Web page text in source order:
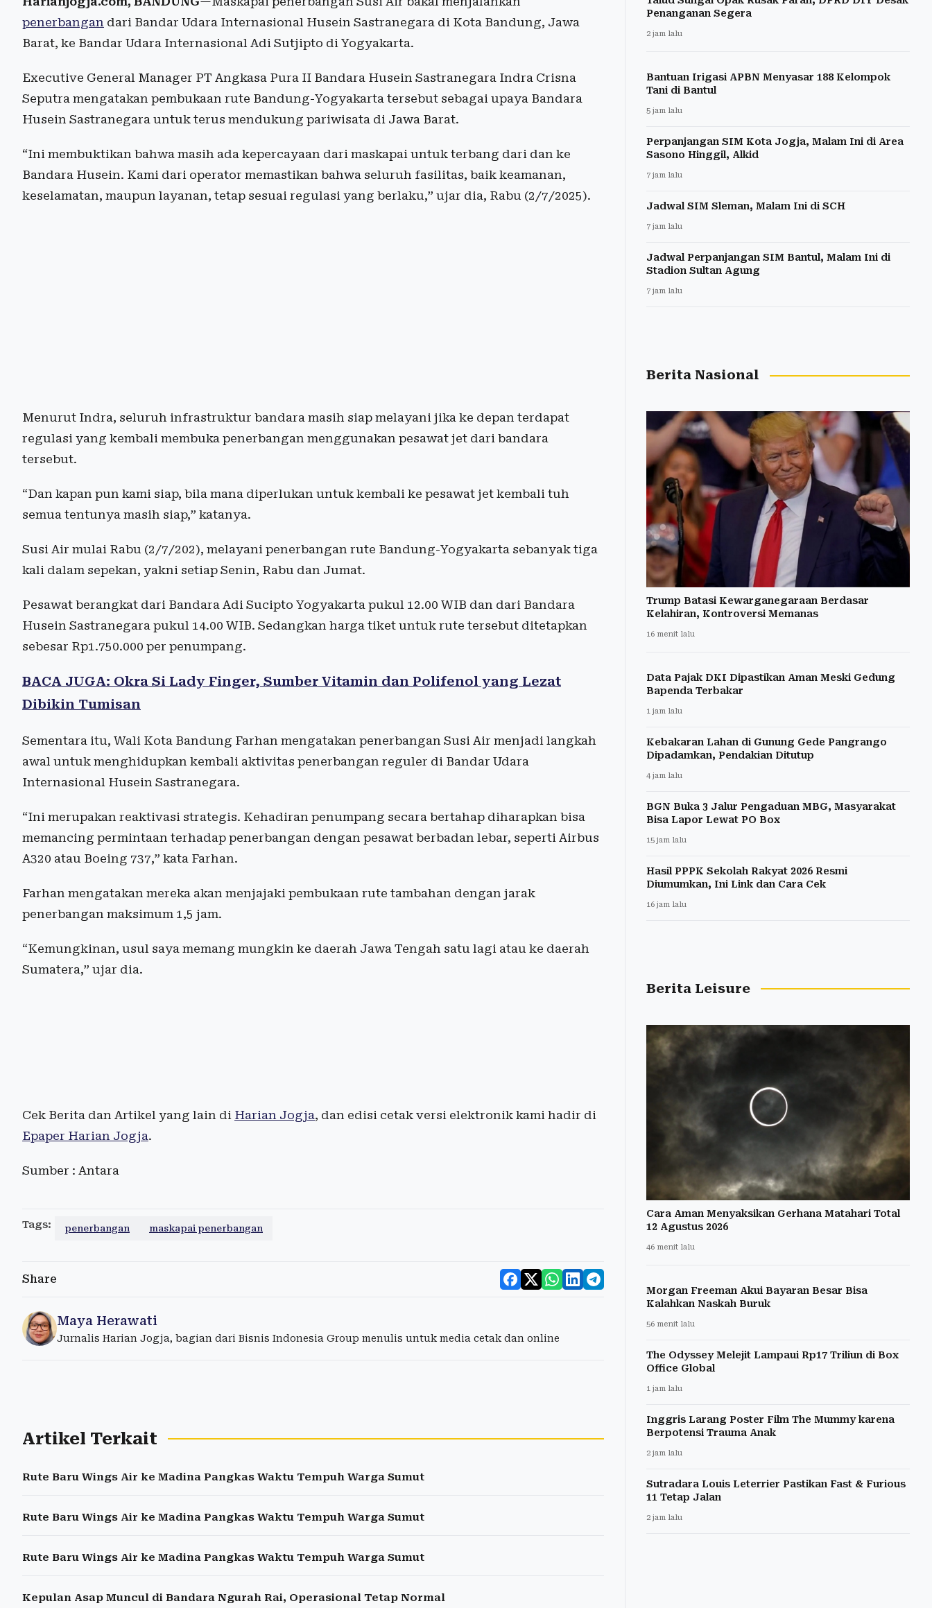
penerbangan dari Bandar Udara Internasional Husein Sastranegara di Kota Bandung, Jawa
Barat, ke Bandar Udara Internasional Adi Sutjipto di Yogyakarta.
Executive General Manager PT Angkasa Pura II Bandara Husein Sastranegara Indra Crisna
Seputra mengatakan pembukaan rute Bandung-Yogyakarta tersebut sebagai upaya Bandara
Husein Sastranegara untuk terus mendukung pariwisata di Jawa Barat.
“Ini membuktikan bahwa masih ada kepercayaan dari maskapai untuk terbang dari dan ke
Bandara Husein. Kami dari operator memastikan bahwa seluruh fasilitas, baik keamanan,
keselamatan, maupun layanan, tetap sesuai regulasi yang berlaku,” ujar dia, Rabu (2/7/2025).
Menurut Indra, seluruh infrastruktur bandara masih siap melayani jika ke depan terdapat
regulasi yang kembali membuka penerbangan menggunakan pesawat jet dari bandara
tersebut.
“Dan kapan pun kami siap, bila mana diperlukan untuk kembali ke pesawat jet kembali tuh
semua tentunya masih siap,” katanya.
Susi Air mulai Rabu (2/7/202), melayani penerbangan rute Bandung-Yogyakarta sebanyak tiga
kali dalam sepekan, yakni setiap Senin, Rabu dan Jumat.
Pesawat berangkat dari Bandara Adi Sucipto Yogyakarta pukul 12.00 WIB dan dari Bandara
Husein Sastranegara pukul 14.00 WIB. Sedangkan harga tiket untuk rute tersebut ditetapkan
sebesar Rp1.750.000 per penumpang.
BACA JUGA: Okra Si Lady Finger, Sumber Vitamin dan Polifenol yang Lezat
Dibikin Tumisan
Sementara itu, Wali Kota Bandung Farhan mengatakan penerbangan Susi Air menjadi langkah
awal untuk menghidupkan kembali aktivitas penerbangan reguler di Bandar Udara
Internasional Husein Sastranegara.
“Ini merupakan reaktivasi strategis. Kehadiran penumpang secara bertahap diharapkan bisa
memancing permintaan terhadap penerbangan dengan pesawat berbadan lebar, seperti Airbus
A320 atau Boeing 737,” kata Farhan.
Farhan mengatakan mereka akan menjajaki pembukaan rute tambahan dengan jarak
penerbangan maksimum 1,5 jam.
“Kemungkinan, usul saya memang mungkin ke daerah Jawa Tengah satu lagi atau ke daerah
Sumatera,” ujar dia.
Cek Berita dan Artikel yang lain di Harian Jogja, dan edisi cetak versi elektronik kami hadir di
Epaper Harian Jogja.
Sumber : Antara
Tags: penerbangan maskapai penerbangan
Share
Maya Herawati
Jurnalis Harian Jogja, bagian dari Bisnis Indonesia Group menulis untuk media cetak dan online
Artikel Terkait
Rute Baru Wings Air ke Madina Pangkas Waktu Tempuh Warga Sumut
Rute Baru Wings Air ke Madina Pangkas Waktu Tempuh Warga Sumut
Rute Baru Wings Air ke Madina Pangkas Waktu Tempuh Warga Sumut
Kepulan Asap Muncul di Bandara Ngurah Rai, Operasional Tetap Normal
Penanganan Segera
2 jam lalu
Bantuan Irigasi APBN Menyasar 188 Kelompok
Tani di Bantul
5 jam lalu
Perpanjangan SIM Kota Jogja, Malam Ini di Area
Sasono Hinggil, Alkid
7 jam lalu
Jadwal SIM Sleman, Malam Ini di SCH
7 jam lalu
Jadwal Perpanjangan SIM Bantul, Malam Ini di
Stadion Sultan Agung
7 jam lalu
Berita Nasional
Trump Batasi Kewarganegaraan Berdasar
Kelahiran, Kontroversi Memanas
16 menit lalu
Data Pajak DKI Dipastikan Aman Meski Gedung
Bapenda Terbakar
1 jam lalu
Kebakaran Lahan di Gunung Gede Pangrango
Dipadamkan, Pendakian Ditutup
4 jam lalu
BGN Buka 3 Jalur Pengaduan MBG, Masyarakat
Bisa Lapor Lewat PO Box
15 jam lalu
Hasil PPPK Sekolah Rakyat 2026 Resmi
Diumumkan, Ini Link dan Cara Cek
16 jam lalu
Berita Leisure
Cara Aman Menyaksikan Gerhana Matahari Total
12 Agustus 2026
46 menit lalu
Morgan Freeman Akui Bayaran Besar Bisa
Kalahkan Naskah Buruk
56 menit lalu
The Odyssey Melejit Lampaui Rp17 Triliun di Box
Office Global
1 jam lalu
Inggris Larang Poster Film The Mummy karena
Berpotensi Trauma Anak
2 jam lalu
Sutradara Louis Leterrier Pastikan Fast & Furious
11 Tetap Jalan
2 jam lalu